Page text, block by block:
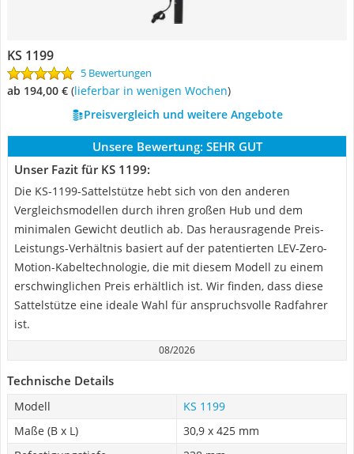
KS 1199
5 Bewertungen
ab 194,00 € ( Lieferbar in wenigen Wochen)
Preisvergleich und weitere Angebote
Unsere Bewertung: SEHR GUT
Unser Fazit für KS 1199:
Die KS-1199-Sattelstütze hebt sich von den anderen
Vergleichsmodellen durch ihren großen Hub und dem
minimalen Gewicht deutlich ab. Das herausragende Preis-
Leistungs-Verhältnis basiert auf der patentierten LEV-Zero-
Motion-Kabeltechnologie, die mit diesem Modell zu einem
erschwinglichen Preis erhältlich ist. Wir finden, dass diese
Sattelstütze eine ideale Wahl für anspruchsvolle Radfahrer
ist.
08/2026
Technische Details
Modell
KS 1199
Maße (B x L)
30,9 x 425 mm